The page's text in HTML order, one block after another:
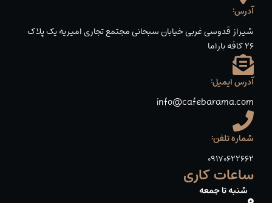
آدرس:
شیراز قدوسی غربی خیابان سبحانی مجتمع تجاری امیریه یک پلاک
۲۶ کافه باراما
آدرس ایمیل:
info@cafebarama.com
شماره تلفن:
09170622662
ساعات کاری
شنبه تا جمعه